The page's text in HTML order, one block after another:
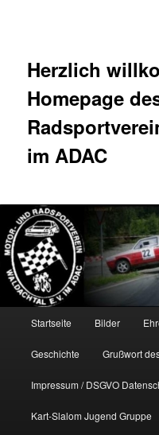
Herzlich
Homepage
im ADAC
Startseite Bilder
Geschichte Grußwort
Impressum / DSGVO
Kart-Slalom Jugend Gruppe